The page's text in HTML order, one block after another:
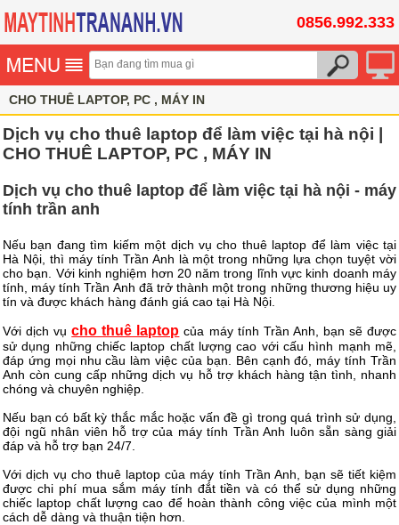
0856.992.333
CHO THUÊ LAPTOP, PC , MÁY IN
Dịch vụ cho thuê laptop để làm việc tại hà nội |
CHO THUÊ LAPTOP, PC , MÁY IN
Dịch vụ cho thuê laptop để làm việc tại hà nội - máy
tính trần anh
Nếu bạn đang tìm kiếm một dịch vụ cho thuê laptop để làm việc tại
Hà Nội, thì máy tính Trần Anh là một trong những lựa chọn tuyệt vời
cho bạn. Với kinh nghiệm hơn 20 năm trong lĩnh vực kinh doanh máy
tính, máy tính Trần Anh đã trở thành một trong những thương hiệu uy
tín và được khách hàng đánh giá cao tại Hà Nội.
Với dịch vụcho thuê laptop của máy tính Trần Anh, bạn sẽ được
sử dụng những chiếc laptop chất lượng cao với cấu hình mạnh mẽ,
đáp ứng mọi nhu cầu làm việc của bạn. Bên cạnh đó, máy tính Trần
Anh còn cung cấp những dịch vụ hỗ trợ khách hàng tận tình, nhanh
chóng và chuyên nghiệp.
Nếu bạn có bất kỳ thắc mắc hoặc vấn đề gì trong quá trình sử dụng,
đội ngũ nhân viên hỗ trợ của máy tính Trần Anh luôn sẵn sàng giải
đáp và hỗ trợ bạn 24/7.
Với dịch vụ cho thuê laptop của máy tính Trần Anh, bạn sẽ tiết kiệm
được chi phí mua sắm máy tính đắt tiền và có thể sử dụng những
chiếc laptop chất lượng cao để hoàn thành công việc của mình một
cách dễ dàng và thuận tiện hơn.